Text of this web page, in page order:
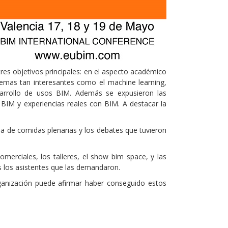
objetivos principales: en el aspecto académico
tan interesantes como el machine learning,
de usos BIM. Además se expusieron las
y experiencias reales con BIM. A destacar la
comidas plenarias y los debates que tuvieron
los talleres, el show bim space, y las
asistentes que las demandaron.
puede afirmar haber conseguido estos